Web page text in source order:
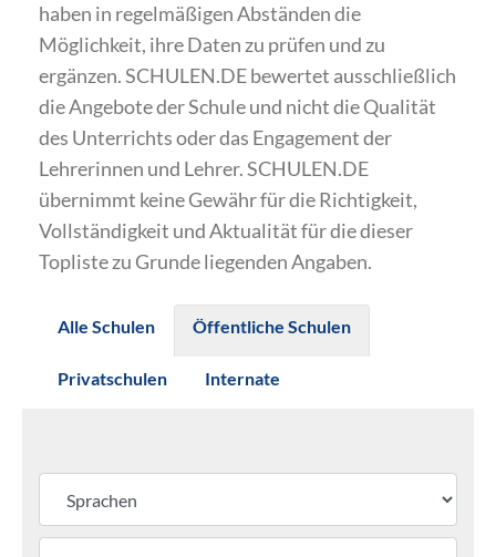
haben in regelmäßigen Abständen die
Möglichkeit, ihre Daten zu prüfen und zu
ergänzen. SCHULEN.DE bewertet ausschließlich
die Angebote der Schule und nicht die Qualität
des Unterrichts oder das Engagement der
Lehrerinnen und Lehrer. SCHULEN.DE
übernimmt keine Gewähr für die Richtigkeit,
Vollständigkeit und Aktualität für die dieser
Topliste zu Grunde liegenden Angaben.
Alle Schulen Öffentliche Schulen
Privatschulen Internate